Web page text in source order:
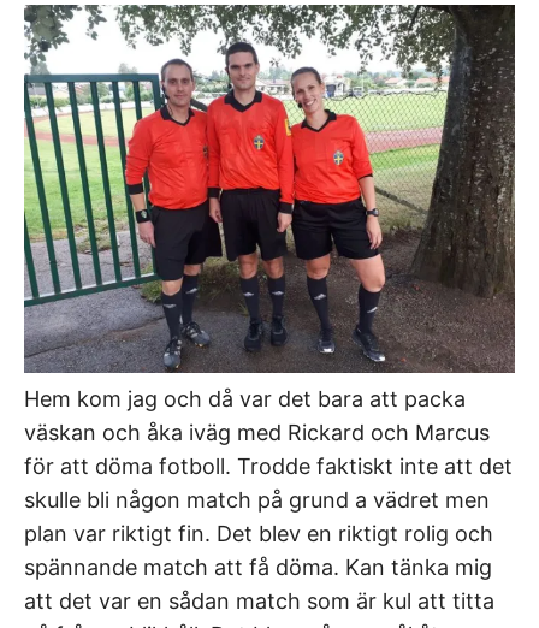
Hem kom jag och då var det bara att packa
väskan och åka iväg med Rickard och Marcus
för att döma fotboll. Trodde faktiskt inte att det
skulle bli någon match på grund a vädret men
plan var riktigt fin. Det blev en riktigt rolig och
spännande match att få döma. Kan tänka mig
att det var en sådan match som är kul att titta